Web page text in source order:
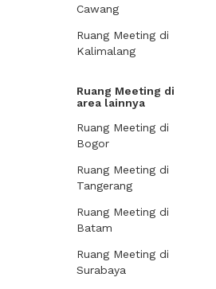
Cawang
Ruang Meeting di
Kalimalang
Ruang Meeting di
area lainnya
Ruang Meeting di
Bogor
Ruang Meeting di
Tangerang
Ruang Meeting di
Batam
Ruang Meeting di
Surabaya